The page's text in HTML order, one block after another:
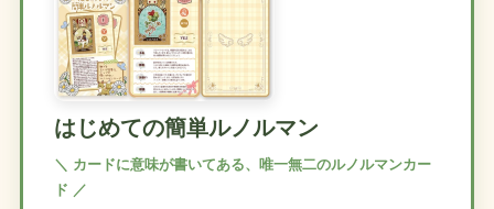
はじめての簡単ルノルマン
＼ カードに意味が書いてある、唯一無二のルノルマンカー
ド ／